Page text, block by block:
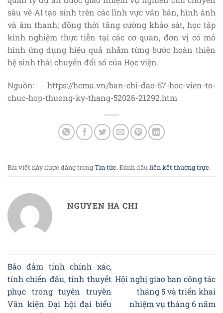
sâu về AI tạo sinh trên các lĩnh vực văn bản, hình ảnh
và âm thanh; đồng thời tăng cường khảo sát, học tập
kinh nghiệm thực tiễn tại các cơ quan, đơn vị có mô
hình ứng dụng hiệu quả nhằm từng bước hoàn thiện
hệ sinh thái chuyển đổi số của Học viện.
Nguồn: https://hcma.vn/ban-chi-dao-57-hoc-vien-to-
chuc-hop-thuong-ky-thang-52026-21292.htm
Bài viết này được đăng trongTin tức. Đánh dấuliên kết thường trực.
NGUYEN HA CHI
Bảo đảm tính chính xác,
tính chiến đấu, tính thuyết
phục trong tuyên truyền
Văn kiện Đại hội đại biểu
Hội nghị giao ban công tác
tháng 5 và triển khai
nhiệm vụ tháng 6 năm